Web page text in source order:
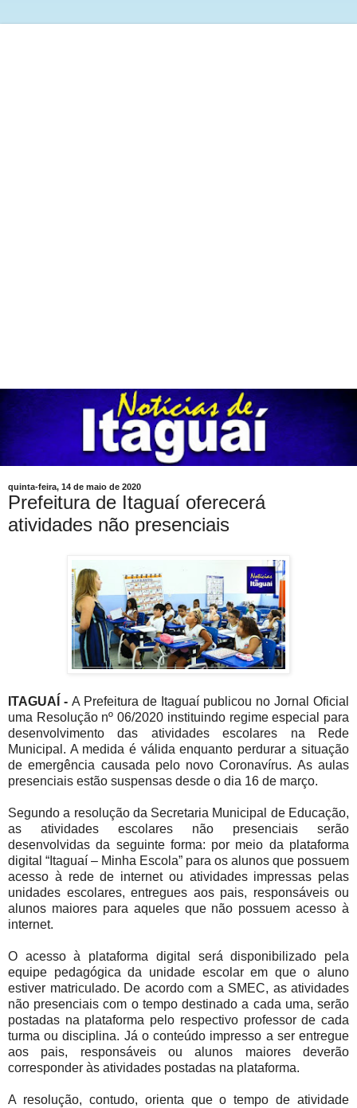
quinta-feira, 14 de maio de 2020
Prefeitura de Itaguaí oferecerá
atividades não presenciais
TAGUAÍ - A Prefeitura de Itaguaí publicou no Jornal Oficial
uma Resolução nº 06/2020 instituindo regime especial para
desenvolvimento das atividades escolares na Rede
Municipal. A medida é válida enquanto perdurar a situação
de emergência causada pelo novo Coronavírus. As aulas
presenciais estão suspensas desde o dia 16 de março.
Segundo a resolução da Secretaria Municipal de Educação,
as atividades escolares não presenciais serão
desenvolvidas da seguinte forma: por meio da plataforma
digital “Itaguaí – Minha Escola” para os alunos que possuem
acesso à rede de internet ou atividades impressas pelas
unidades escolares, entregues aos pais, responsáveis ou
alunos maiores para aqueles que não possuem acesso à
internet.
O acesso à plataforma digital será disponibilizado pela
equipe pedagógica da unidade escolar em que o aluno
estiver matriculado. De acordo com a SMEC, as atividades
não presenciais com o tempo destinado a cada uma, serão
postadas na plataforma pelo respectivo professor de cada
turma ou disciplina. Já o conteúdo impresso a ser entregue
aos pais, responsáveis ou alunos maiores deverão
corresponder às atividades postadas na plataforma.
A resolução, contudo, orienta que o tempo de atividade